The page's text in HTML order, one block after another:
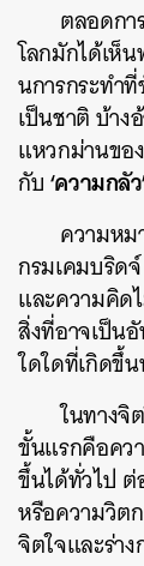
ตลอดกา
โลกมักได้เห็
นการกระทำ
เป็นชาติ บ้าง
แหวกม่านขอ
กับ‘ความกลัว
ความหม
กรมเคมบริด
และความคิด
สิ่งที่อาจเป็น
ใดใดที่เกิดขึ้
ในทางจิ
ขั้นแรกคือคว
ขึ้นได้ทั่วไป ต่
หรือความวิต
จิตใจและร่า